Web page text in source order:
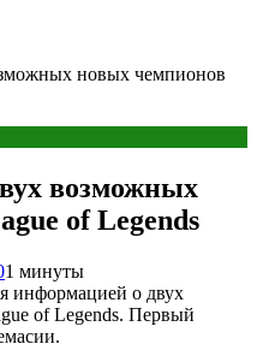
новых чемпионов
возможных
of Legends
1 минуты
информацией о двух
of Legends. Первый